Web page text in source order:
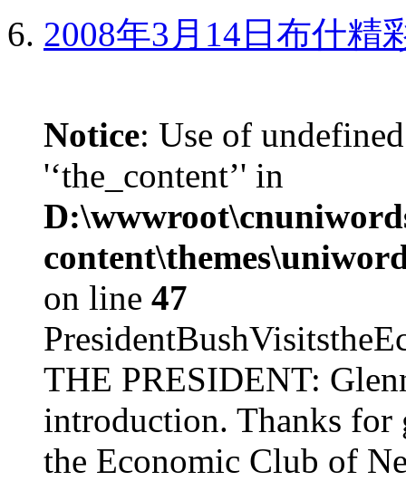
2008年3月14日布什精
Notice: Use of
'‘the_content’' in
on line 47
THE PRESIDENT:
introduction. Thanks for
the Economic Club of